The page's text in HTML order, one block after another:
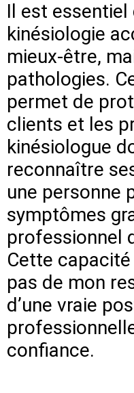
Il est essentiel
kinésiologie
mieux-être,
pathologies.
permet de
clients et les
kinésiologue
reconnaître
une personne
symptômes
professionnel
Cette capacité
pas de mon
d’une vraie
confiance.